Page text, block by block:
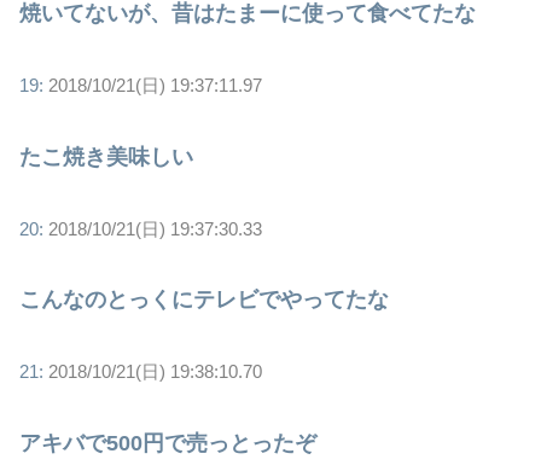
焼いてないが、昔はたまーに使って食べてたな
19: 2018/10/21(日) 19:37:11.97
たこ焼き美味しい
20: 2018/10/21(日) 19:37:30.33
こんなのとっくにテレビでやってたな
21: 2018/10/21(日) 19:38:10.70
アキバで500円で売っとったぞ